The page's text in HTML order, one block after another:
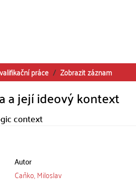
práce Zobrazit záznam
a její ideový kontext
context
Autor
Caňko, Miloslav